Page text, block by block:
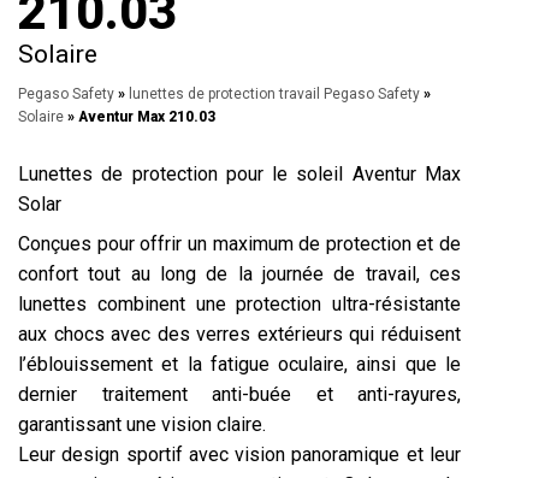
Solaire
Pegaso Safety » lunettes de protection travail Pegaso Safety »
Solaire » Aventur Max 210.03
Lunettes de protection pour le soleil Aventur Max
Solar
Conçues pour offrir un maximum de protection et de
confort tout au long de la journée de travail, ces
lunettes combinent une protection ultra-résistante
aux chocs avec des verres extérieurs qui réduisent
l’éblouissement et la fatigue oculaire, ainsi que le
dernier traitement anti-buée et anti-rayures,
garantissant une vision claire.
Leur design sportif avec vision panoramique et leur